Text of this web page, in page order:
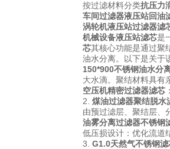
按过滤材料分类抗压力
车间过滤器液压站回油
涡轮机液压站过滤器滤
机械设备液压站滤芯是
芯其核心功能是通过聚
油水分离。以下是关于
150*900不锈钢油水分
大水滴。聚结材料具有
空压机精密过滤器滤芯
2. 煤油过滤器聚结脱水
由预过滤层、聚结层、
油雾分离过滤器不锈钢
低压损设计：优化流道
3. G1.0天然气不锈钢滤